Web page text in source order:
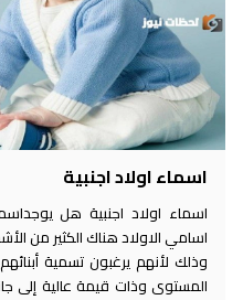
اسماء اولاد اجنبية
اسماء اولاد اجنبية هل
اسامي الاولاد هناك الكثير من
وذلك لأنهم يرغبون تسمية
المستوى وذات قيمة عالية إلى